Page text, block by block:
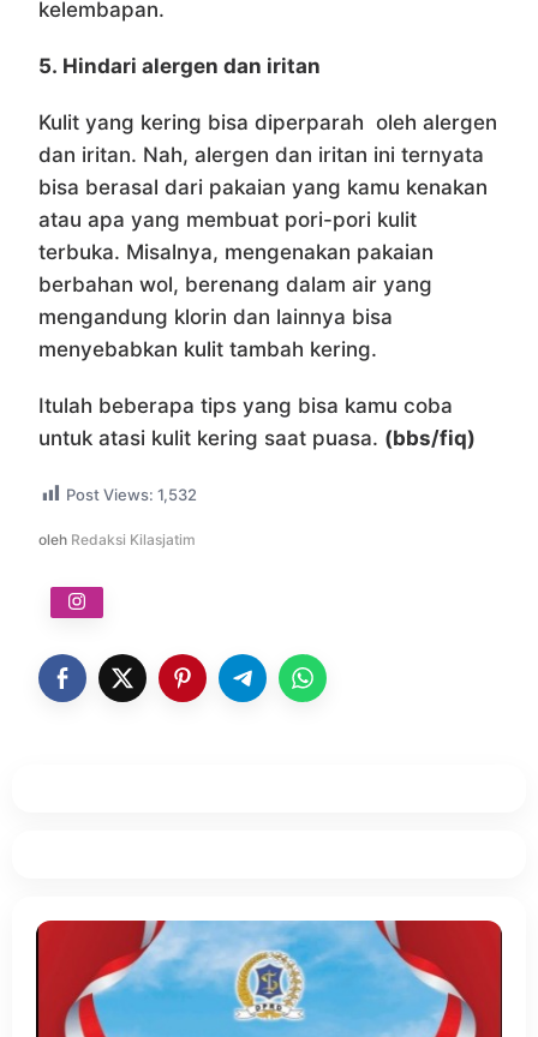
kelembapan.
5. Hindari alergen dan iritan
Kulit yang kering bisa diperparah oleh alergen
dan iritan. Nah, alergen dan iritan ini ternyata
bisa berasal dari pakaian yang kamu kenakan
atau apa yang membuat pori-pori kulit
terbuka. Misalnya, mengenakan pakaian
berbahan wol, berenang dalam air yang
mengandung klorin dan lainnya bisa
menyebabkan kulit tambah kering.
Itulah beberapa tips yang bisa kamu coba
untuk atasi kulit kering saat puasa. (bbs/fiq)
Post Views: 1,532
oleh Redaksi Kilasjatim